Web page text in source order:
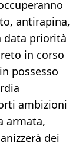
antirapina,
data priorità
in corso
possesso
ambizioni
armata,
dei